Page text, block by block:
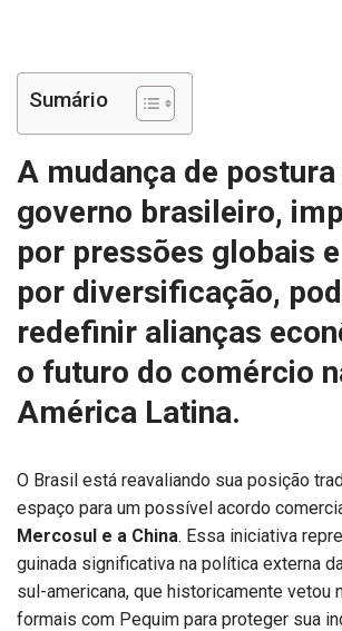
Sumário
A mudança de postura
governo brasileiro,
por pressões globais
por diversificação,
redefinir alianças
o futuro do comércio
América Latina.
O Brasil está reavaliando sua posição
espaço para um possível acordo
Mercosul e a China. Essa iniciativa
guinada significativa na política externa
sul-americana, que historicamente vetou
formais com Pequim para proteger sua